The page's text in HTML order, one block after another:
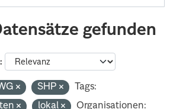
gefunden
SHP
Tags:
lokal
Organisationen: